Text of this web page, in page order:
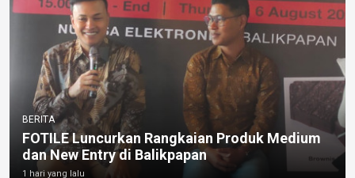
BERITA
FOTILE Luncurkan Rangkaian Produk Medium
dan New Entry di Balikpapan
1 hari yang lalu